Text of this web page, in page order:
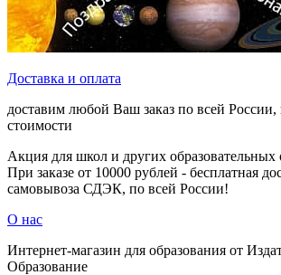
Доставка и оплата
доставим любой Ваш заказ по всей России,
стоимости
Акция для школ и других образовательных
При заказе от 10000 рублей - бесплатная
самовывоза СДЭК, по всей России!
О нас
Интернет-магазин для образования от
Образование